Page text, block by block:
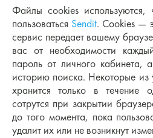
Файлы cookies
пользоваться Sendit. Cookies —
сервис передает вашему
вас от необходимости
пароль от личного кабинета,
историю поиска. Некоторые из
хранится только в течение
сотрутся при закрытии
до того момента, пока
удалит их или не возникнут